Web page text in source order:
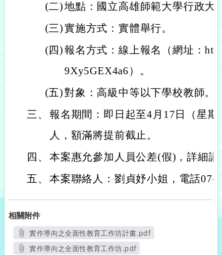
(二)地點：國立高雄師範大學行政大
(三)實施方式：實體舉行。
(四)報名方式：線上報名（網址：
9Xy5GEX4a6）。
(五)對象：高級中等以下學校教師。
三、 報名期間：即日起至4月17日（星
人，額滿將提前截止。
四、 本案惠允參加人員公差(假)，詳細
五、 本案聯絡人：劉貞妤小姐，電話07-
相關附件
實作導向之全面性教育工作坊計畫.pdf
另開新視窗
實作導向之全面性教育工作坊.pdf